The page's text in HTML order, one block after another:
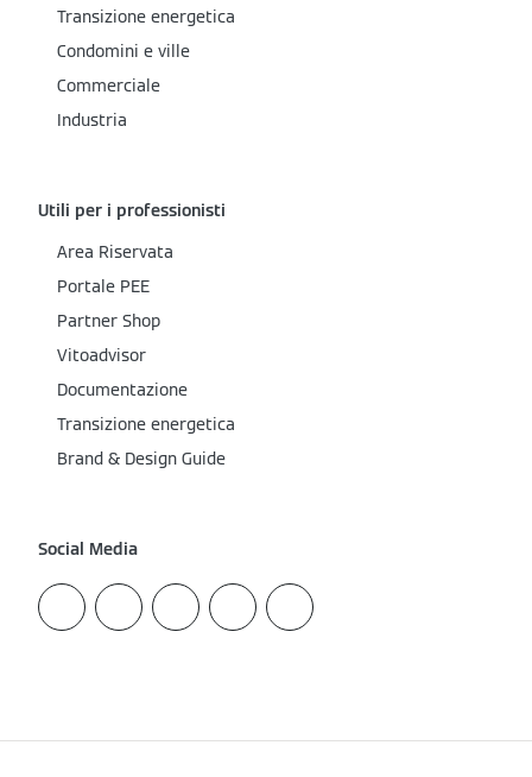
Transizione energetica
Condomini e ville
Commerciale
Industria
Utili per i professionisti
Area Riservata
Portale PEE
Partner Shop
Vitoadvisor
Documentazione
Transizione energetica
Brand & Design Guide
Social Media